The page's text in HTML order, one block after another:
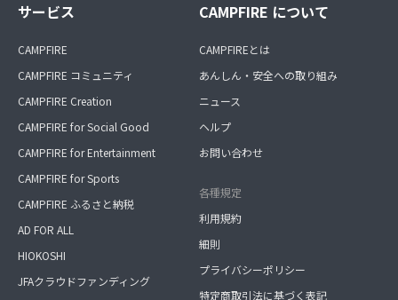
サービス
CAMPFIRE
CAMPFIRE コミュニティ
CAMPFIRE Creation
CAMPFIRE for Social Good
CAMPFIRE for Entertainment
CAMPFIRE for Sports
CAMPFIRE ふるさと納税
AD FOR ALL
HIOKOSHI
JFAクラウドファンディング
CAMPFIRE について
CAMPFIREとは
あんしん・安全への取り組み
ニュース
ヘルプ
お問い合わせ
各種規定
利用規約
細則
プライバシーポリシー
特定商取引法に基づく表記